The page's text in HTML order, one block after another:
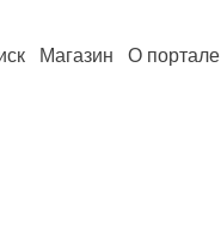
Магазин О портале